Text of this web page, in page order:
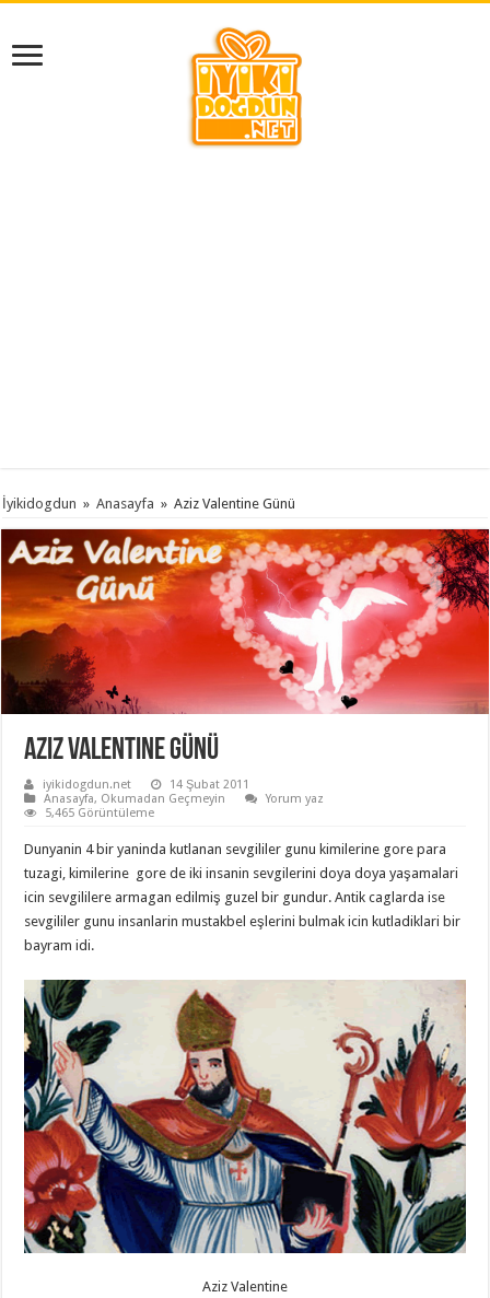
İyikidogdun » Anasayfa » Aziz Valentine Günü
Aziz Valentine Günü
iyikidogdun.net
14 Şubat 2011
Anasayfa, Okumadan Geçmeyin
Yorum yaz
5,465 Görüntüleme
Dunyanin 4 bir yaninda kutlanan sevgililer gunu kimilerine gore para
tuzagi, kimilerine gore de iki insanin sevgilerini doya doya yaşamalari
icin sevgililere armagan edilmiş guzel bir gundur. Antik caglarda ise
sevgililer gunu insanlarin mustakbel eşlerini bulmak icin kutladiklari bir
bayram idi.
Aziz Valentine